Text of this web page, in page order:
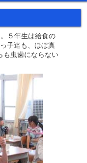
５年生は給食の
子達も、ほぼ真
も虫歯にならない